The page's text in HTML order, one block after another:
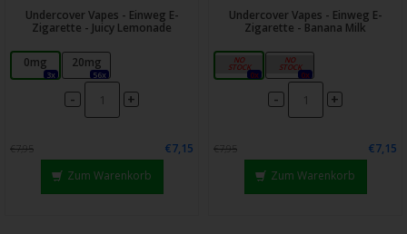
Undercover Vapes - Einweg E-
Zigarette - Juicy Lemonade
0mg
3x
20mg
56x
- +
€7,95
€7,15
Zum Warenkorb
Undercover Vapes - Einweg E-
Zigarette - Banana Milk
0mg
0x
20mg
0x
- +
€7,95
€7,15
Zum Warenkorb